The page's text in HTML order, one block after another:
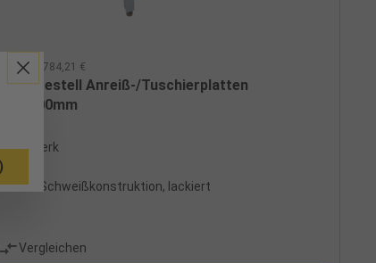
351157 - 784,21 €
Untergestell Anreiß-/Tuschierplatten
800x500mm
ab Werk
Schweißkonstruktion, lackiert
Vergleichen